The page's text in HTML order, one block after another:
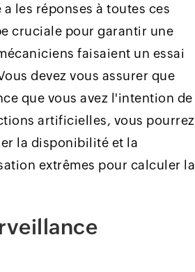
les réponses à toutes ces
cruciale pour garantir une
faisaient un essai
devez vous assurer que
que vous avez l'intention de
artificielles, vous pourrez
la disponibilité et la
extrêmes pour calculer la